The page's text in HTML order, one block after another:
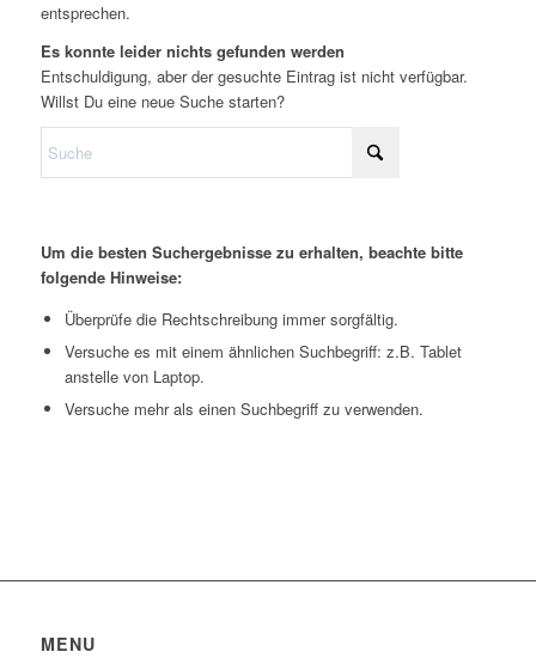
entsprechen.
Es konnte leider nichts gefunden werden
Entschuldigung, aber der gesuchte Eintrag ist nicht verfügbar.
Willst Du eine neue Suche starten?
Um die besten Suchergebnisse zu erhalten, beachte bitte
folgende Hinweise:
Überprüfe die Rechtschreibung immer sorgfältig.
Versuche es mit einem ähnlichen Suchbegriff: z.B. Tablet
anstelle von Laptop.
Versuche mehr als einen Suchbegriff zu verwenden.
MENU